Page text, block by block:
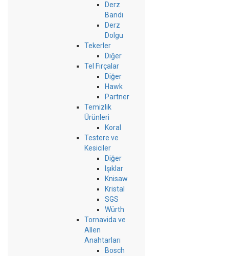
Derz
Bandı
Derz
Dolgu
Tekerler
Diğer
Tel Fırçalar
Diğer
Hawk
Partner
Temizlik
Ürünleri
Koral
Testere ve
Kesiciler
Diğer
Işıklar
Knisaw
Kristal
SGS
Würth
Tornavida ve
Allen
Anahtarları
Bosch